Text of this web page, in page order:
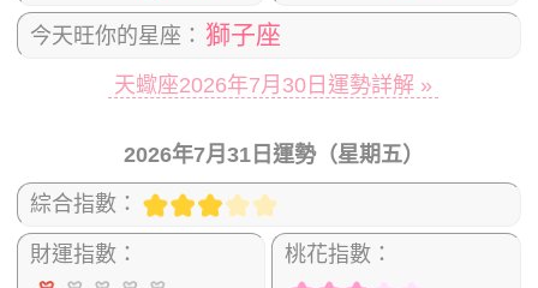
今天旺你的星座： 獅子座
天蠍座2026年7月30日運勢詳解 »
2026年7月31日運勢（星期五）
綜合指數：
財運指數： 桃花指數：